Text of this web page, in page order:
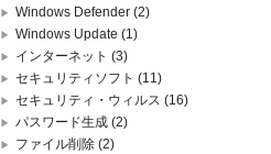
Windows Defender (2)
Windows Update (1)
インターネット (3)
セキュリティソフト (11)
セキュリティ・ウィルス (16)
パスワード生成 (2)
ファイル削除 (2)